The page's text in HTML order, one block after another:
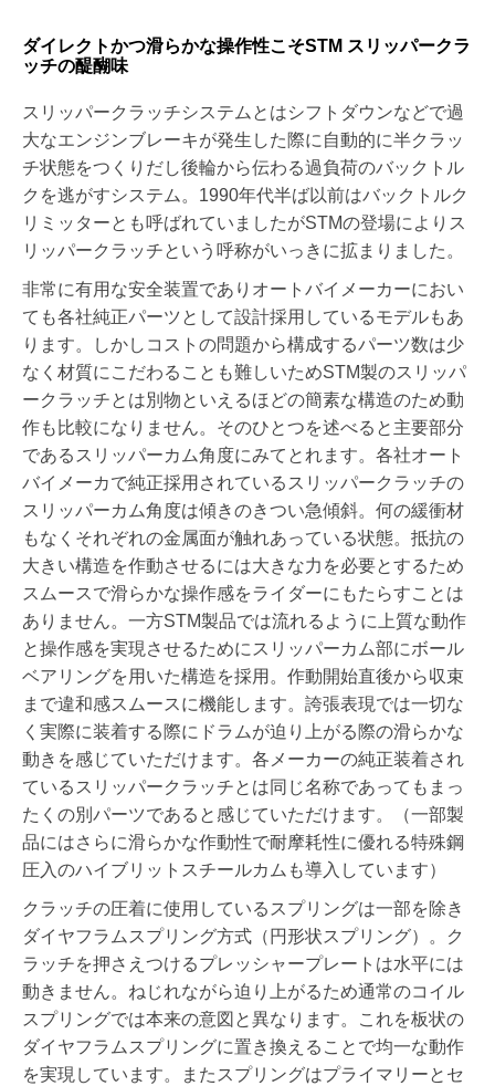
ダイレクトかつ滑らかな操作性こそSTM スリッパークラ
ッチの醍醐味
スリッパークラッチシステムとはシフトダウンなどで過
大なエンジンブレーキが発生した際に自動的に半クラッ
チ状態をつくりだし後輪から伝わる過負荷のバックトル
クを逃がすシステム。1990年代半ば以前はバックトルク
リミッターとも呼ばれていましたがSTMの登場によりス
リッパークラッチという呼称がいっきに拡まりました。
非常に有用な安全装置でありオートバイメーカーにおい
ても各社純正パーツとして設計採用しているモデルもあ
ります。しかしコストの問題から構成するパーツ数は少
なく材質にこだわることも難しいためSTM製のスリッパ
ークラッチとは別物といえるほどの簡素な構造のため動
作も比較になりません。そのひとつを述べると主要部分
であるスリッパーカム角度にみてとれます。各社オート
バイメーカで純正採用されているスリッパークラッチの
スリッパーカム角度は傾きのきつい急傾斜。何の緩衝材
もなくそれぞれの金属面が触れあっている状態。抵抗の
大きい構造を作動させるには大きな力を必要とするため
スムースで滑らかな操作感をライダーにもたらすことは
ありません。一方STM製品では流れるように上質な動作
と操作感を実現させるためにスリッパーカム部にボール
ベアリングを用いた構造を採用。作動開始直後から収束
まで違和感スムースに機能します。誇張表現では一切な
く実際に装着する際にドラムが迫り上がる際の滑らかな
動きを感じていただけます。各メーカーの純正装着され
ているスリッパークラッチとは同じ名称であってもまっ
たくの別パーツであると感じていただけます。（一部製
品にはさらに滑らかな作動性で耐摩耗性に優れる特殊鋼
圧入のハイブリットスチールカムも導入しています）
クラッチの圧着に使用しているスプリングは一部を除き
ダイヤフラムスプリング方式（円形状スプリング）。ク
ラッチを押さえつけるプレッシャープレートは水平には
動きません。ねじれながら迫り上がるため通常のコイル
スプリングでは本来の意図と異なります。これを板状の
ダイヤフラムスプリングに置き換えることで均一な動作
を実現しています。またスプリングはプライマリーとセ